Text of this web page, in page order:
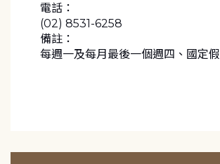
電話：
(02) 8531-6258
備註：
每週一及每月最後一個週四、國定